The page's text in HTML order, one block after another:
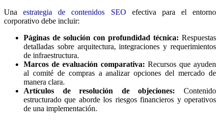
Una
estrategia de contenidos SEO efectiva para el entorno
corporativo debe incluir:
Páginas de solución con profundidad técnica: Respuestas
detalladas sobre arquitectura, integraciones y requerimientos
de infraestructura.
Marcos de evaluación comparativa: Recursos que ayuden
al comité de compras a analizar opciones del mercado de
manera clara.
Artículos de resolución de objeciones: Contenido
estructurado que aborde los riesgos financieros y operativos
de una implementación.